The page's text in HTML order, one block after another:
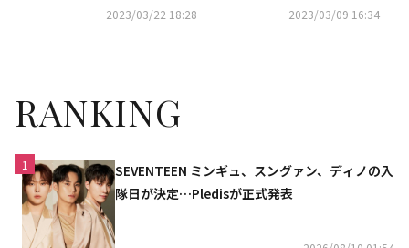
「君の声が見える10」に招待し
2023/03/22 18:28
る10」レギュラー出演決定！
2023/03/09 16:34
RANKING
1
SEVENTEEN ミンギュ、スングァン、ディノの入
隊日が決定…Pledisが正式発表